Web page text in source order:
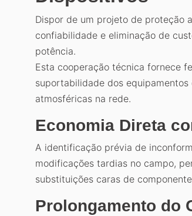
Dispor de um projeto de proteção
confiabilidade e eliminação de
potência.
Esta cooperação técnica fornece
suportabilidade dos
atmosféricas na rede.
Economia Direta
A identificação prévia de
modificações tardias no campo,
substituições caras de
Prolongamento do